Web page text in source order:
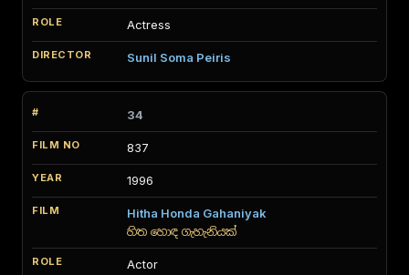
Actress
Sunil Soma Peiris
34
837
1996
Hitha Honda Gahaniyak
හිත හොඳ ගැහැනියක්
Actor